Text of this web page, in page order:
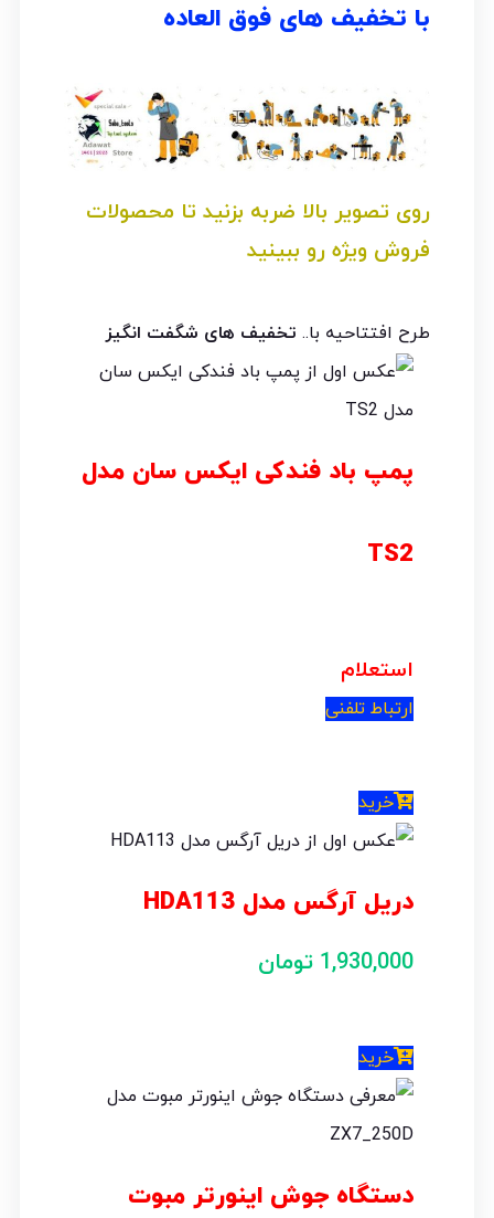
با تخفیف های فوق العاده
روی تصویر بالا ضربه بزنید تا محصولات
فروش ویژه رو ببینید
طرح افتتاحیه با.. تخفیف های شگفت انگیز
پمپ باد فندکی ایکس سان مدل
TS2
استعلام
ارتباط تلفنی
خرید
دریل آرگس مدل HDA113
1,930,000 تومان
خرید
دستگاه جوش اینورتر مبوت